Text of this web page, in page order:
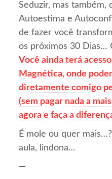
Seduzir, mas também,
Autoestima e
de fazer você
os próximos 30 Dias…
Você ainda terá
Magnética, onde
diretamente comigo
(sem pagar nada a
agora e faça a
É mole ou quer
aula, lindona…
—